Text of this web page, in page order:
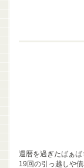
還暦を過ぎたばぁば
19回の引っ越しや